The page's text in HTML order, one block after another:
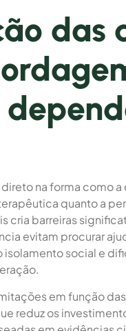
das
na forma como
quanto a
cria barreiras
evitam procurar
social e
em função
reduz os